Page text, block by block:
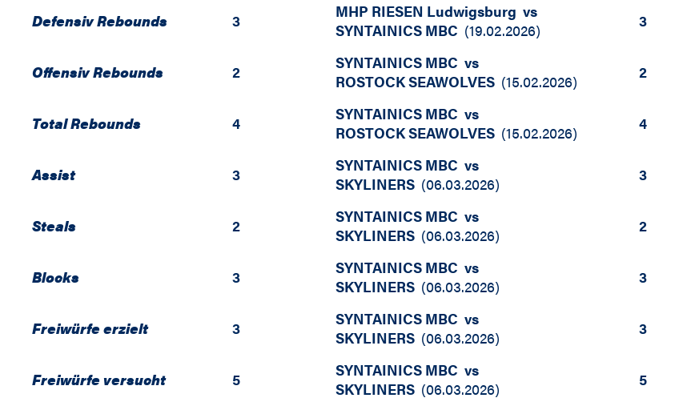
Defensiv Rebounds 3 MHP RIESEN Ludwigsburg vs
SYNTAINICS MBC (19.02.2026) 3
Offensiv Rebounds 2 SYNTAINICS MBC vs
ROSTOCK SEAWOLVES (15.02.2026) 2
Total Rebounds 4 SYNTAINICS MBC vs
ROSTOCK SEAWOLVES (15.02.2026) 4
Assist 3 SYNTAINICS MBC vs
SKYLINERS (06.03.2026) 3
Steals 2 SYNTAINICS MBC vs
SKYLINERS (06.03.2026) 2
Blocks 3 SYNTAINICS MBC vs
SKYLINERS (06.03.2026) 3
Freiwürfe erzielt 3 SYNTAINICS MBC vs
SKYLINERS (06.03.2026) 3
Freiwürfe versucht 5 SYNTAINICS MBC vs
SKYLINERS (06.03.2026) 5